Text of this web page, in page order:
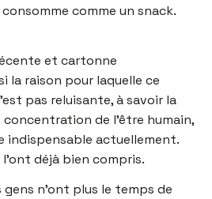
comme un snack.
et cartonne
la raison pour laquelle ce
pas reluisante, à savoir la
de l’être humain,
indispensable actuellement.
déjà bien compris.
n’ont plus le temps de